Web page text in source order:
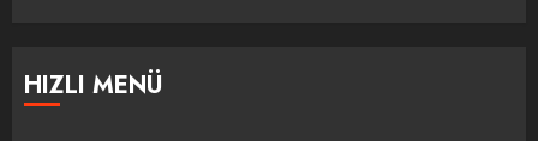
HIZLI MENÜ